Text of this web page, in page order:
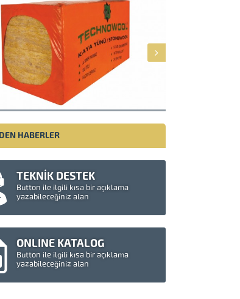
HABERLER
TEKNİK DESTEK
Button ile ilgili kısa bir açıklama
yazabileceğiniz alan
ONLINE KATALOG
Button ile ilgili kısa bir açıklama
yazabileceğiniz alan
Müşteri Temsilcisi